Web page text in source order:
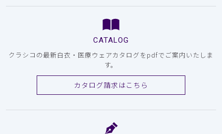
CATALOG
クラシコの最新白衣・医療ウェアカタログをpdfでご案内いたしま
す。
カタログ請求はこちら